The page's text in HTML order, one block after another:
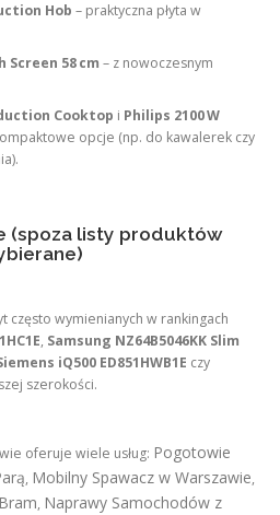
Hob – praktyczna płyta w
Screen 58 cm – z nowoczesnym
Cooktop i Philips 2100 W
opcje (np. do kawalerek czy
(spoza listy produktów
często wymienianych w rankingach
, Samsung NZ64B5046KK Slim
iQ500 ED851HWB1E czy
szerokości.
oferuje wiele usług: Pogotowie
, Mobilny Spawacz w Warszawie,
, Naprawy Samochodów z